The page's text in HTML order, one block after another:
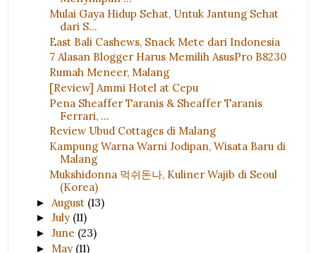
Mulai Gaya Hidup Sehat, Untuk Jantung Sehat
dari S...
East Bali Cashews, Snack Mete dari Indonesia
7 Alasan Blogger Harus Memilih AsusPro B8230
Rumah Meneer, Malang
[Review] Ammi Hotel at Cepu
Pena Sheaffer Taranis & Sheaffer Taranis
Ferrari, ...
Review Ubud Cottages di Malang
Kampung Warna Warni Jodipan, Wisata Baru di
Malang
Mukshidonna 먹쉬돈나, Kuliner Wajib di Seoul
(Korea)
► August (13)
►July (11)
►June (23)
► May (11)